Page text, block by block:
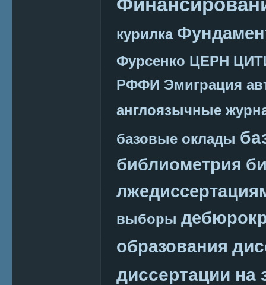
курилка
Фурсенко ЦЕРН
РФФИ Эмиграция
англоязычные
базовые оклады
библиометрия
выборы
образования
диссертации на